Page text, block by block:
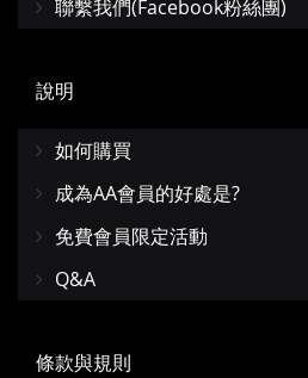
聯繫我們(Facebook粉絲團)
說明
如何購買
成為AA會員的好處是?
免費會員限定活動
Q&A
條款與規則